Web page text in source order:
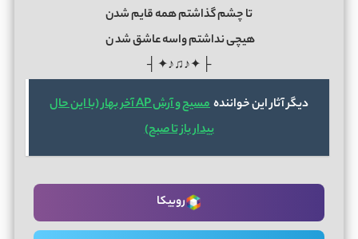
تا چشم گذاشتم همه قایم شدن
هیچی نداشتم واسه عاشق شدن
├ ✦♪♫♪✦ ┤
دیگر آثار این خواننده
مسیح و آرش AP آخر بهار (با این حال
بیدار باز تا صبح)
روبیکا